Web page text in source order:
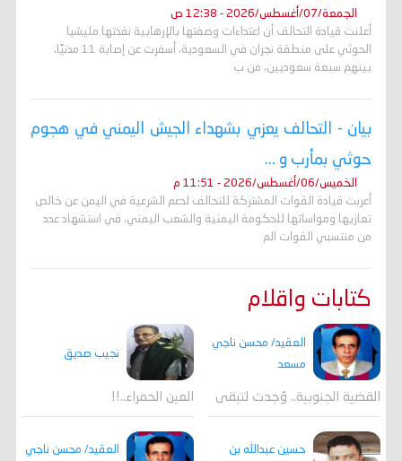
الجمعة/07/أغسطس/2026 - 12:38 ص
أعلنت قيادة التحالف أن اعتداءات وصفتها بالإرهابية نفذتها مليشيا
الحوثي على منطقة نجران في السعودية، أسفرت عن إصابة 11 مدنيًا،
بينهم سبعة سعوديين، من ب
بيان - التحالف يعزي بشهداء الجيش اليمني في هجوم
حوثي بمأرب و ...
الخميس/06/أغسطس/2026 - 11:51 م
أعربت قيادة القوات المشتركة للتحالف لدعم الشرعية في اليمن عن خالص
تعازيها ومواساتها للحكومة اليمنية والشعب اليمني، في استشهاد عدد
من منتسبي القوات الم
كتابات واقلام
العقيد/ محسن ناجي
مسعد
القضية الجنوبية.. وُجدت لتبقى
نجيب صديق
العين الحمراء..!!
حسين عبدالله بن
العقيد/ محسن ناجي